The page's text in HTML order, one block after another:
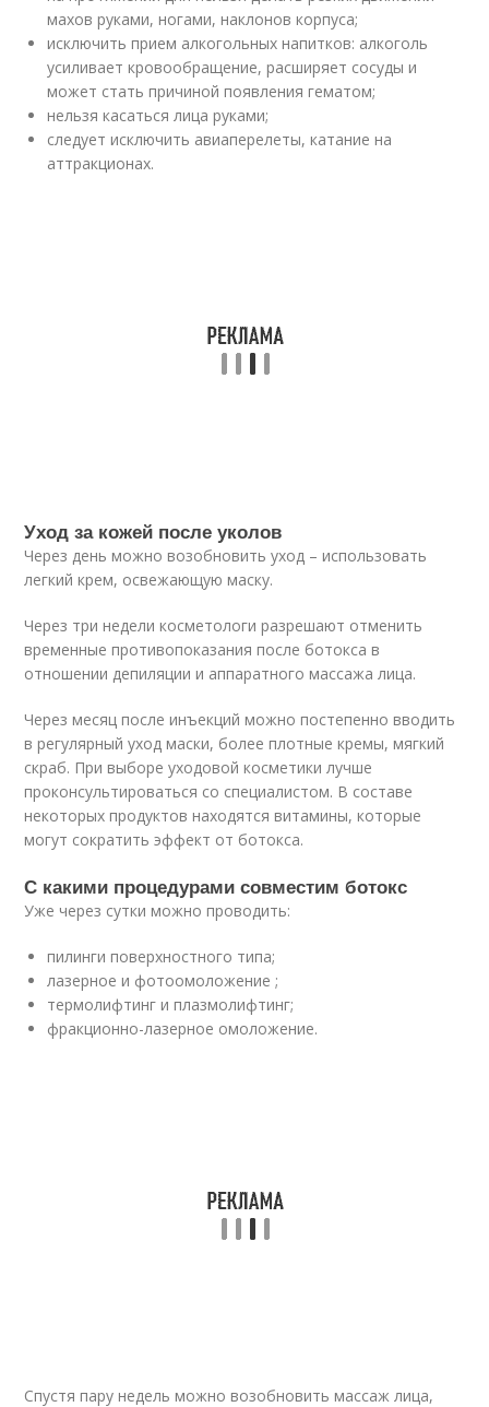
махов руками, ногами, наклонов корпуса;
исключить прием алкогольных напитков: алкоголь
усиливает кровообращение, расширяет сосуды и
может стать причиной появления гематом;
нельзя касаться лица руками;
следует исключить авиаперелеты, катание на
аттракционах.
Уход за кожей после уколов
Через день можно возобновить уход – использовать
легкий крем, освежающую маску.
Через три недели косметологи разрешают отменить
временные противопоказания после ботокса в
отношении депиляции и аппаратного массажа лица.
Через месяц после инъекций можно постепенно вводить
в регулярный уход маски, более плотные кремы, мягкий
скраб. При выборе уходовой косметики лучше
проконсультироваться со специалистом. В составе
некоторых продуктов находятся витамины, которые
могут сократить эффект от ботокса.
С какими процедурами совместим ботокс
Уже через сутки можно проводить:
пилинги поверхностного типа;
лазерное и фотоомоложение ;
термолифтинг и плазмолифтинг;
фракционно-лазерное омоложение.
Спустя пару недель можно возобновить массаж лица,